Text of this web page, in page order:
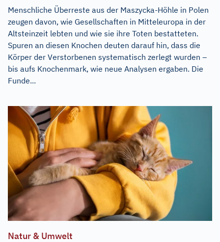
Menschliche Überreste aus der Maszycka-Höhle in Polen
zeugen davon, wie Gesellschaften in Mitteleuropa in der
Altsteinzeit lebten und wie sie ihre Toten bestatteten.
Spuren an diesen Knochen deuten darauf hin, dass die
Körper der Verstorbenen systematisch zerlegt wurden –
bis aufs Knochenmark, wie neue Analysen ergaben. Die
Funde...
Natur & Umwelt